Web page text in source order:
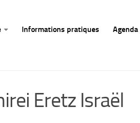
Informations pratiques Agenda
Eretz Israël